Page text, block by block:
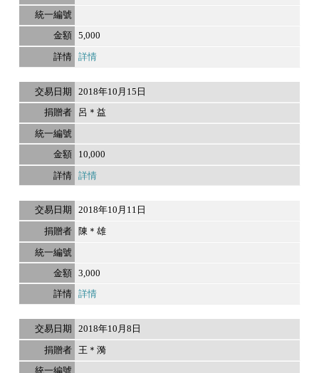
5,000
詳情
2018年10月15日
呂＊益
10,000
詳情
2018年10月11日
陳＊雄
3,000
詳情
2018年10月8日
王＊漪